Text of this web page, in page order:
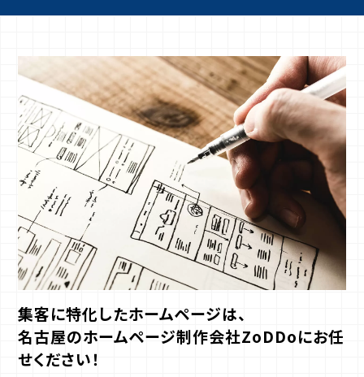
集客に特化したホームページは、
名古屋のホームページ制作会社ZoDDoにお任
せください！